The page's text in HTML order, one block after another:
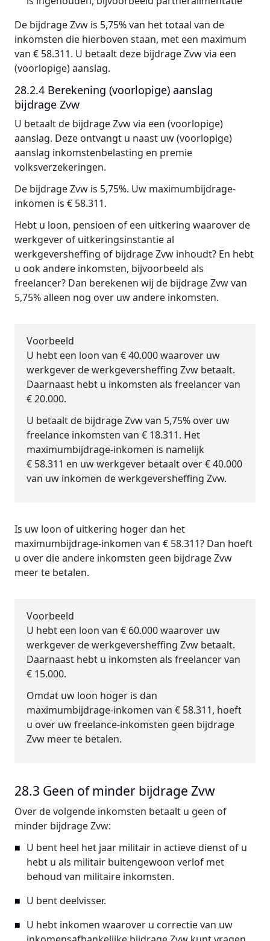
De bijdrage Zvw is 5,75% van het totaal van de
inkomsten die hierboven staan, met een maximum
van € 58.311. U betaalt deze bijdrage Zvw via een
(voorlopige) aanslag.
28.2.4 Berekening (voorlopige) aanslag
bijdrage Zvw
U betaalt de bijdrage Zvw via een (voorlopige)
aanslag. Deze ontvangt u naast uw (voorlopige)
aanslag inkomstenbelasting en premie
volksverzekeringen.
De bijdrage Zvw is 5,75%. Uw maximumbijdrage-
inkomen is € 58.311.
Hebt u loon, pensioen of een uitkering waarover de
werkgever of uitkeringsinstantie al
werkgeversheffing of bijdrage Zvw inhoudt? En hebt
u ook andere inkomsten, bijvoorbeeld als
freelancer? Dan berekenen wij de bijdrage Zvw van
5,75% alleen nog over uw andere inkomsten.
Voorbeeld
U hebt een loon van € 40.000 waarover uw
werkgever de werkgeversheffing Zvw betaalt.
Daarnaast hebt u inkomsten als freelancer van
€ 20.000.
U betaalt de bijdrage Zvw van 5,75% over uw
freelance inkomsten van € 18.311. Het
maximumbijdrage-inkomen is namelijk
€ 58.311 en uw werkgever betaalt over € 40.000
van uw inkomen de werkgeversheffing Zvw.
Is uw loon of uitkering hoger dan het
maximumbijdrage-inkomen van € 58.311? Dan hoeft
u over die andere inkomsten geen bijdrage Zvw
meer te betalen.
Voorbeeld
U hebt een loon van € 60.000 waarover uw
werkgever de werkgeversheffing Zvw betaalt.
Daarnaast hebt u inkomsten als freelancer van
€ 15.000.
Omdat uw loon hoger is dan
maximumbijdrage-inkomen van € 58.311, hoeft
u over uw freelance-inkomsten geen bijdrage
Zvw meer te betalen.
28.3 Geen of minder bijdrage Zvw
Over de volgende inkomsten betaalt u geen of
minder bijdrage Zvw:
U bent heel het jaar militair in actieve dienst of u
hebt u als militair buitengewoon verlof met
behoud van militaire inkomsten.
U bent deelvisser.
U hebt inkomen waarover u correctie van uw